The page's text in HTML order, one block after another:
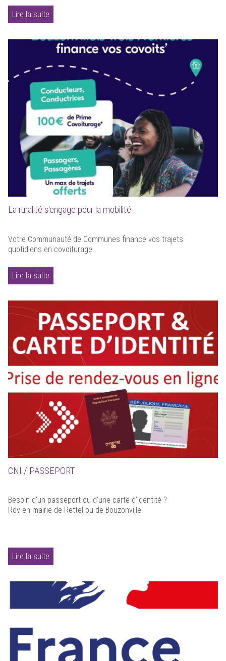
Lire la suite
La ruralité s'engage pour la mobilité
Votre Communauté de Communes finance vos trajets
quotidiens en covoiturage.
Lire la suite
CNI / PASSEPORT
Besoin d'un passeport ou d'une carte d'identité ?
Rdv en mairie de Rettel ou de Bouzonville
Lire la suite